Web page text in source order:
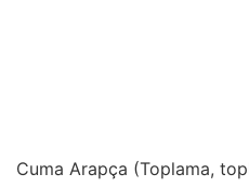
Cuma Arapça (Toplama,